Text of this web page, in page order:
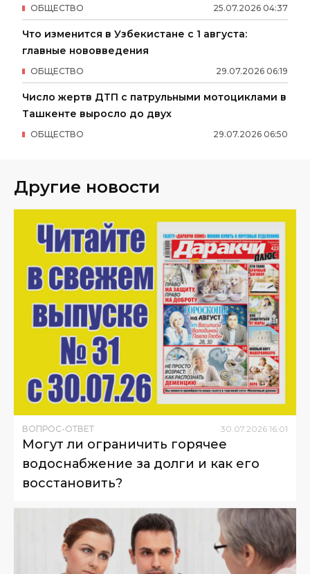
25.07.2026 04:37
ОБЩЕСТВО
Что изменится в Узбекистане с 1 августа:
главные нововведения
29.07.2026 06:19
ОБЩЕСТВО
Число жертв ДТП с патрульными мотоциклами в
Ташкенте выросло до двух
29.07.2026 06:50
ОБЩЕСТВО
Другие новости
ВОПРОС-ОТВЕТ 30.07.2026 16:01
Могут ли ограничить горячее
водоснабжение за долги и как его
восстановить?